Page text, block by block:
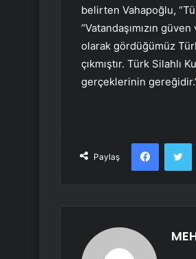
belirten Vahapoğlu,
“Vatandaşımızın
olarak gördüğümüz
çıkmıştır. Türk Silahlı
gerçeklerinin
Paylaş